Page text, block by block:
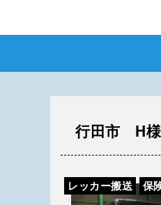
行田市 H
レッカー搬送 保